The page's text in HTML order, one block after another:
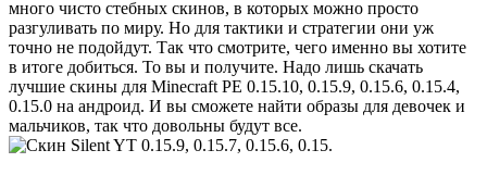
много чисто стебных скинов, в которых можно просто
разгуливать по миру. Но для тактики и стратегии они уж
точно не подойдут. Так что смотрите, чего именно вы хотите
в итоге добиться. То вы и получите. Надо лишь скачать
лучшие скины для Minecraft PE 0.15.10, 0.15.9, 0.15.6, 0.15.4,
0.15.0 на андроид. И вы сможете найти образы для девочек и
мальчиков, так что довольны будут все.